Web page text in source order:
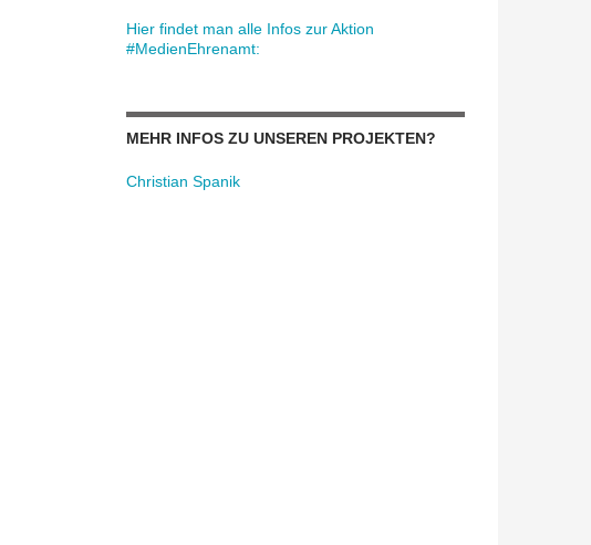
Hier findet man alle Infos zur Aktion
#MedienEhrenamt:
MEHR INFOS ZU UNSEREN PROJEKTEN?
Christian Spanik